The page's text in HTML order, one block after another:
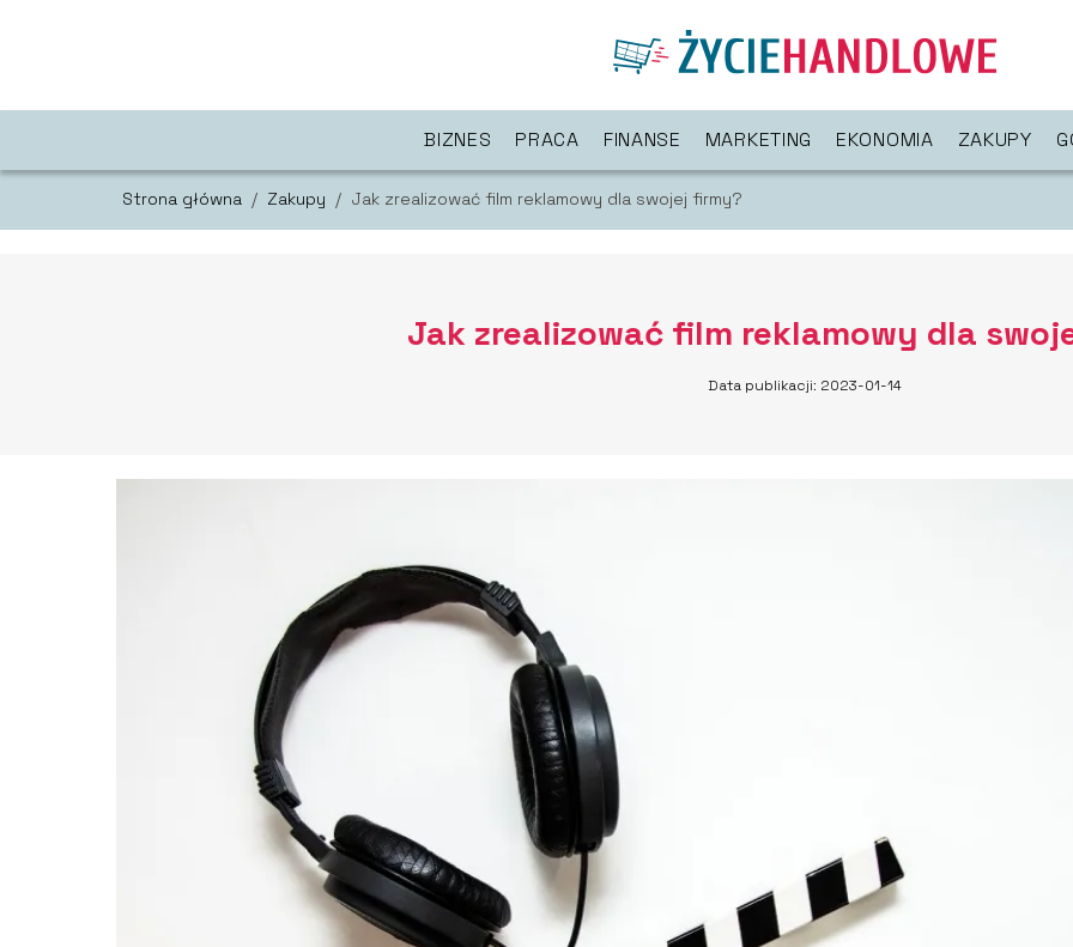
BIZNES PRACA FINANSE MARKETING EKONOMIA ZAKUPY
Strona główna / Zakupy / Jak zrealizować film reklamowy dla swojej firmy?
Jak zrealizować film reklamowy dla
Data publikacji: 2023-01-14